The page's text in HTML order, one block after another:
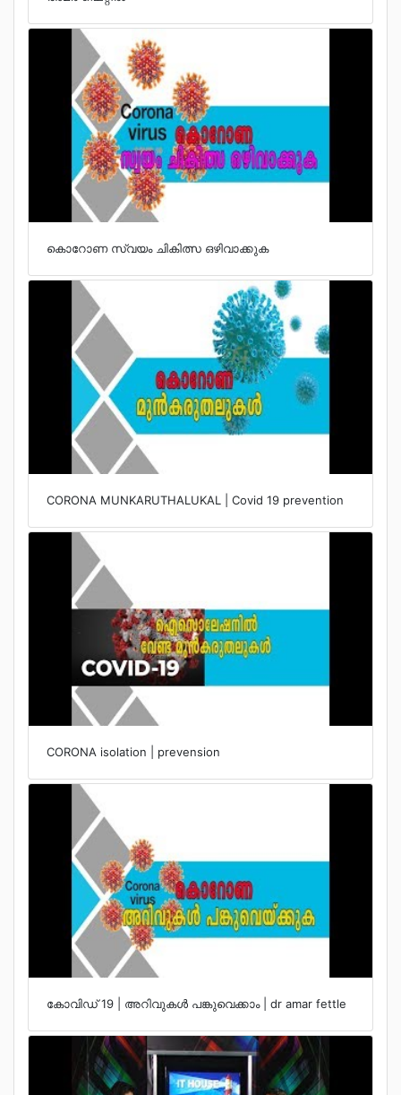
കൊറോണ സ്വയം ചികിത്സ ഒഴിവാക്കുക
CORONA MUNKARUTHALUKAL | Covid 19 prevention
CORONA isolation | prevension
കോവിഡ് 19 | അറിവുകള്‍ പങ്കുവെക്കാം | dr amar fettle